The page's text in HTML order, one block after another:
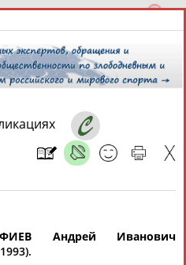
2026 года,
СПЕЦИАЛИСТЫ
Расширенный поиск
Андрей Иванович